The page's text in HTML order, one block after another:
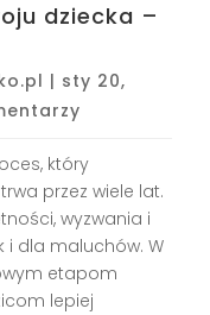
dziecka –
| sty 20,
który
przez wiele lat.
wyzwania i
i dla maluchów. W
etapom
lepiej